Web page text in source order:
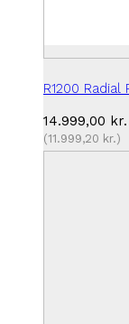
R1200 Radial
14.999,00 kr.
(11.999,20 kr.)